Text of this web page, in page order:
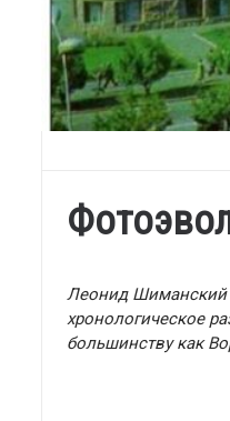
Леонид Шиманский
хронологическое
большинству как